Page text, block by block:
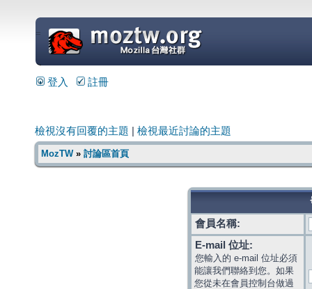
=
登入 註冊
檢視沒有回覆的主題 檢視最近討論的主題
MozTW» 討論區首頁
會員名稱:
E-mail 位址:
您輸入的 e-mail 位址必須
能讓我們聯絡到您。如果
您從未在會員控制台做過